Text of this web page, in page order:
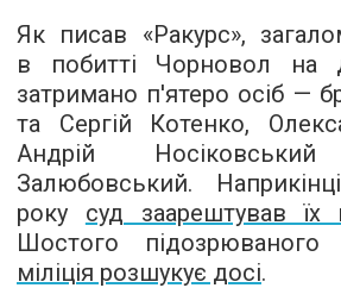
Як писав «Ракурс»,
в побитті Чорновол на
затримано п'ятеро осіб —
та Сергій Котенко,
Андрій
Залюбовський.
року суд заарештував їх
Шостого
міліція розшукує досі.